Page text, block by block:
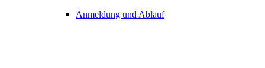
Anmeldung und Ablauf